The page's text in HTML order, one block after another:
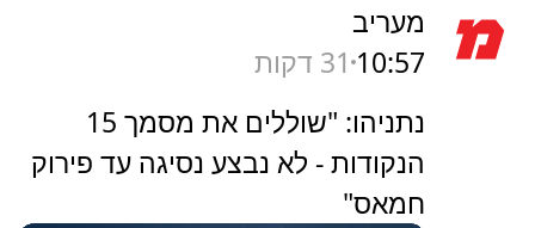
מעריב
10:57 31 דקות
נתניהו: "שוללים את מסמך 15
הנקודות - לא נבצע נסיגה עד פירוק
חמאס"